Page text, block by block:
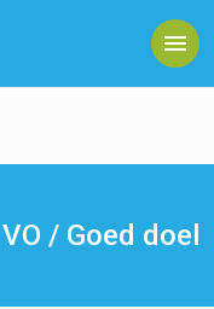
VO / Goed doel